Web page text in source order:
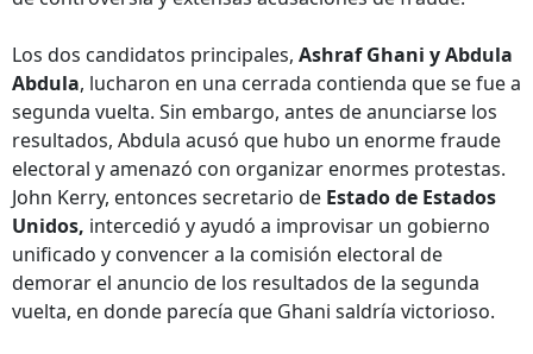
Los dos candidatos principales, Ashraf Ghani y Abdula
Abdula, lucharon en una cerrada contienda que se fue a
segunda vuelta. Sin embargo, antes de anunciarse los
resultados, Abdula acusó que hubo un enorme fraude
electoral y amenazó con organizar enormes protestas.
John Kerry, entonces secretario de Estado de Estados
Unidos, intercedió y ayudó a improvisar un gobierno
unificado y convencer a la comisión electoral de
demorar el anuncio de los resultados de la segunda
vuelta, en donde parecía que Ghani saldría victorioso.